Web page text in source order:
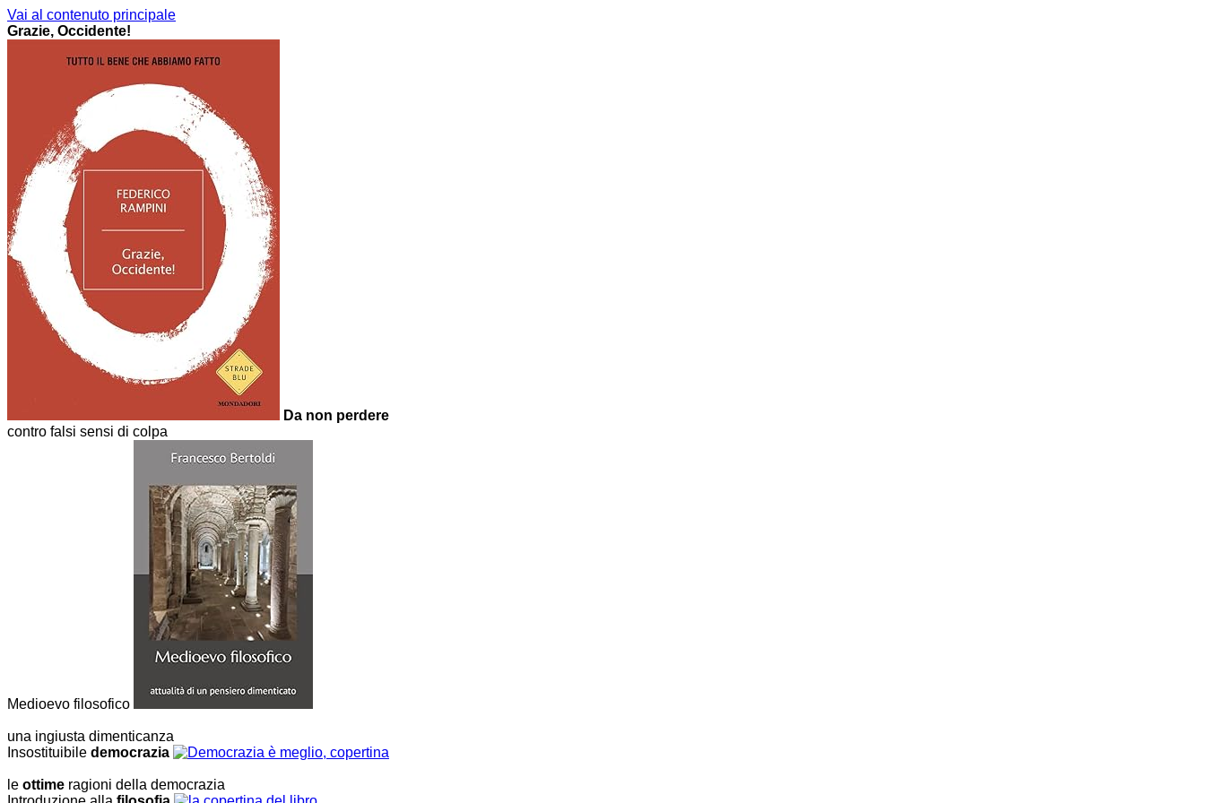
Vai al contenuto principale
Grazie, Occidente!
Da non perdere
contro falsi sensi di colpa
Medioevo filosofico
una ingiusta dimenticanza
Insostituibile democrazia
le ottime ragioni della democrazia